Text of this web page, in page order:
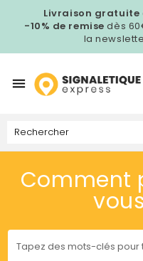
Livraison gratuite
-10% de remise dès
la

Comment